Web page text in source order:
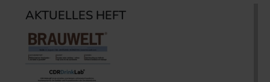
AKTUELLES HEFT